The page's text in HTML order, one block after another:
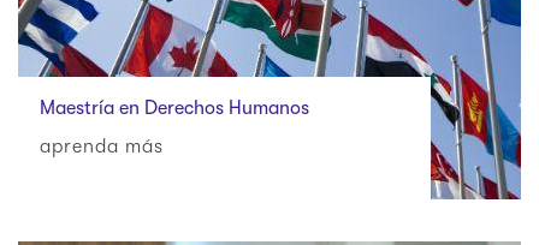
Maestría en Derechos Humanos
aprenda más